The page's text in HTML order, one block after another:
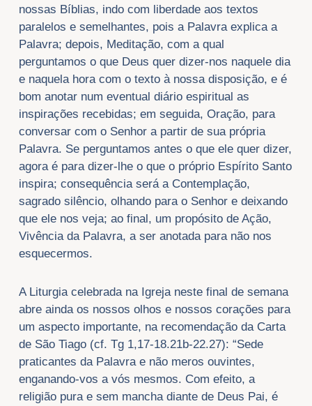
nossas Bíblias, indo com liberdade aos textos
paralelos e semelhantes, pois a Palavra explica a
Palavra; depois, Meditação, com a qual
perguntamos o que Deus quer dizer-nos naquele dia
e naquela hora com o texto à nossa disposição, e é
bom anotar num eventual diário espiritual as
inspirações recebidas; em seguida, Oração, para
conversar com o Senhor a partir de sua própria
Palavra. Se perguntamos antes o que ele quer dizer,
agora é para dizer-lhe o que o próprio Espírito Santo
inspira; consequência será a Contemplação,
sagrado silêncio, olhando para o Senhor e deixando
que ele nos veja; ao final, um propósito de Ação,
Vivência da Palavra, a ser anotada para não nos
esquecermos.
A Liturgia celebrada na Igreja neste final de semana
abre ainda os nossos olhos e nossos corações para
um aspecto importante, na recomendação da Carta
de São Tiago (cf. Tg 1,17-18.21b-22.27): “Sede
praticantes da Palavra e não meros ouvintes,
enganando-vos a vós mesmos. Com efeito, a
religião pura e sem mancha diante de Deus Pai, é